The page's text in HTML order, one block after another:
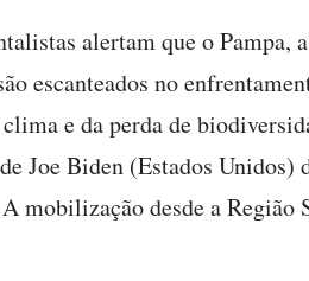
alertam que o Pampa,
escanteados no
e da perda de
Joe Biden (Estados Unidos)
mobilização desde a Região